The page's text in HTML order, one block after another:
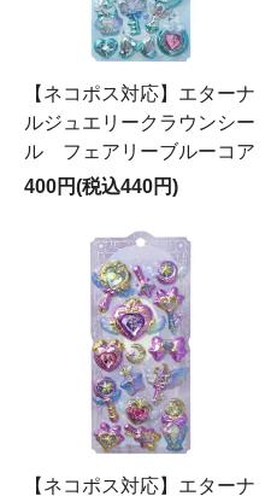
【ネコポス対応】エターナ
ルジュエリークラウンシー
ル フェアリーブルーコア
400円(税込440円)
【ネコポス対応】エターナ